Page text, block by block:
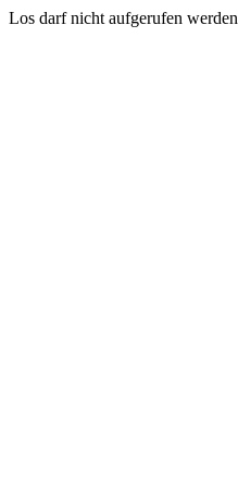
Los darf nicht aufgerufen werden